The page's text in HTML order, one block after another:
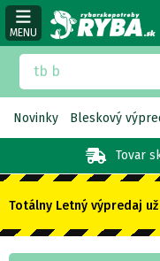
MENU
Tovar
Novinky Bleskový
Totálny Letný výpredaj